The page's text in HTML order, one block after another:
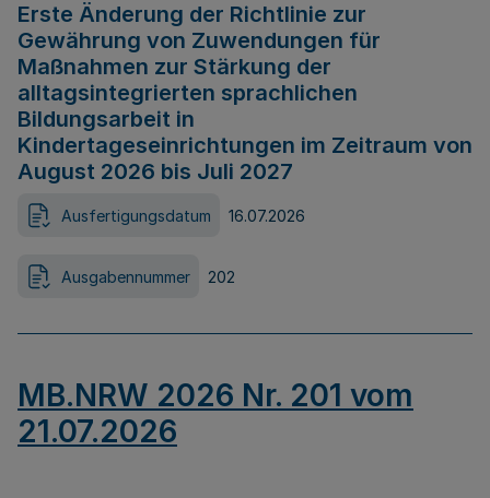
Erste Änderung der Richtlinie zur
Gewährung von Zuwendungen für
Maßnahmen zur Stärkung der
alltagsintegrierten sprachlichen
Bildungsarbeit in
Kindertageseinrichtungen im Zeitraum von
August 2026 bis Juli 2027
Ausfertigungsdatum 16.07.2026
Ausgabennummer 202
MB.NRW 2026 Nr. 201 vom
21.07.2026